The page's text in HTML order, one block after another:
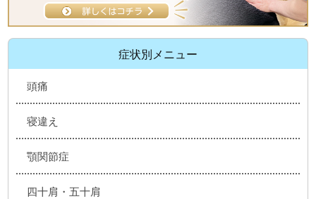
症状別メニュー
頭痛
寝違え
顎関節症
四十肩・五十肩